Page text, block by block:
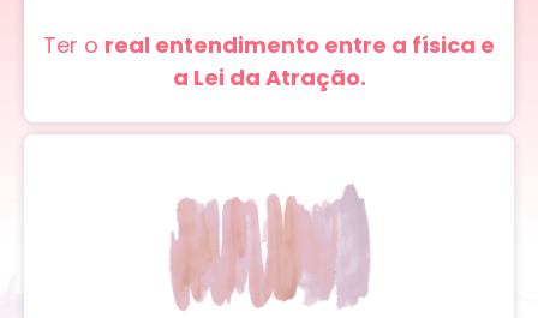
Ter o real entendimento entre a física e
a Lei da Atração.